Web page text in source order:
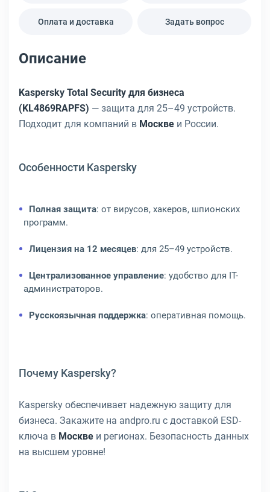
Оплата и доставка Задать вопрос
Описание
Kaspersky Total Security для бизнеса
(KL4869RAPFS) — защита для 25–49 устройств.
Подходит для компаний в Москве и России.
Особенности Kaspersky
Полная защита: от вирусов, хакеров, шпионских
программ.
Лицензия на 12 месяцев: для 25–49 устройств.
Централизованное управление: удобство для IT-
администраторов.
Русскоязычная поддержка: оперативная помощь.
Почему Kaspersky?
Kaspersky обеспечивает надежную защиту для
бизнеса. Закажите на andpro.ru с доставкой ESD-
ключа в Москве и регионах. Безопасность данных
на высшем уровне!